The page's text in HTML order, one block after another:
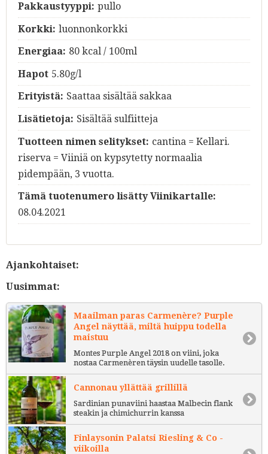
Pakkaustyyppi: pullo
Korkki: luonnonkorkki
Energiaa: 80 kcal / 100ml
Hapot 5.80g/l
Erityistä: Saattaa sisältää sakkaa
Lisätietoja: Sisältää sulfiitteja
Tuotteen nimen selitykset: cantina = Kellari.
riserva = Viiniä on kypsytetty normaalia
pidempään, 3 vuotta.
Tämä tuotenumero lisätty Viinikartalle:
08.04.2021
Ajankohtaiset:
Uusimmat:
Maailman paras Carmenère? Purple
Angel näyttää, miltä huippu todella
maistuu
Montes Purple Angel 2018 on viini, joka
nostaa Carmenèren täysin uudelle tasolle.
Cannonau yllättää grillillä
Sardinian punaviini haastaa Malbecin flank
steakin ja chimichurrin kanssa
Finlaysonin Palatsi Riesling & Co -
viikoilla